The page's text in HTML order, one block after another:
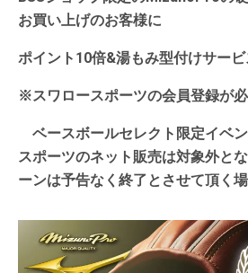
お買い上げのお客様に
ポイント10倍&湯もみ型付けサービ
※スワロースポーツの会員登録が必
ベースボールセレクト限定イベン
スポーツのネット販売は対象外と
ーンは予告なく終了とさせて頂く場